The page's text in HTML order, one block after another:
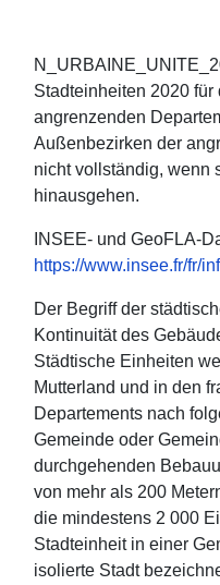
Stadteinheiten 2020
angrenzenden
Außenbezirken der
nicht vollständig, wenn
hinausgehen.
INSEE- und GeoFLA-
https://www.insee.fr/fr/
Der Begriff der
Kontinuität des
Städtische Einheiten
Mutterland und in den
Departements nach
Gemeinde oder
durchgehenden
von mehr als 200
die mindestens 2 000
Stadteinheit in einer
isolierte Stadt